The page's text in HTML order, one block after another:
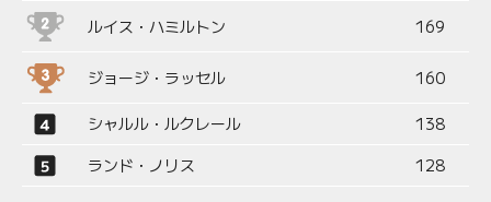
ルイス・ハミルトン 169
ジョージ・ラッセル 160
シャルル・ルクレール
138
ランド・ノリス
128